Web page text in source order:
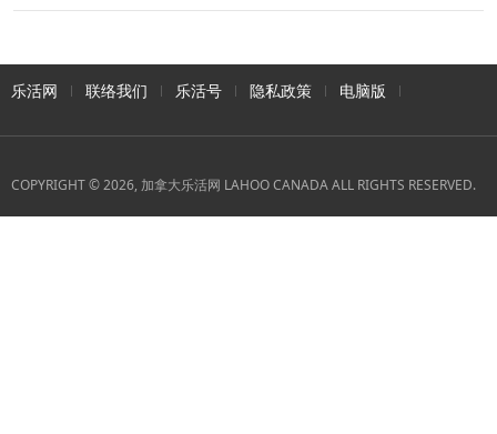
乐活网 联络我们 乐活号 隐私政策 电脑版
COPYRIGHT © 2026, 加拿大乐活网 LAHOO CANADA ALL RIGHTS RESERVED.